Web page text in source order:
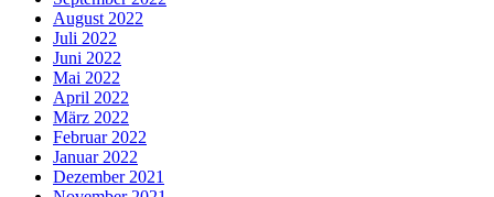
August 2022
Juli 2022
Juni 2022
Mai 2022
April 2022
März 2022
Februar 2022
Januar 2022
Dezember 2021